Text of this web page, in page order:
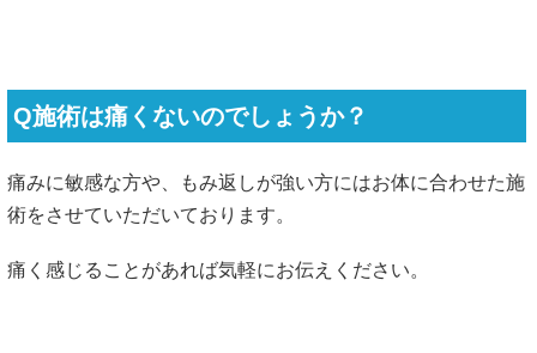
Q施術は痛くないのでしょうか？
痛みに敏感な方や、もみ返しが強い方にはお体に合わせた施
術をさせていただいております。
痛く感じることがあれば気軽にお伝えください。